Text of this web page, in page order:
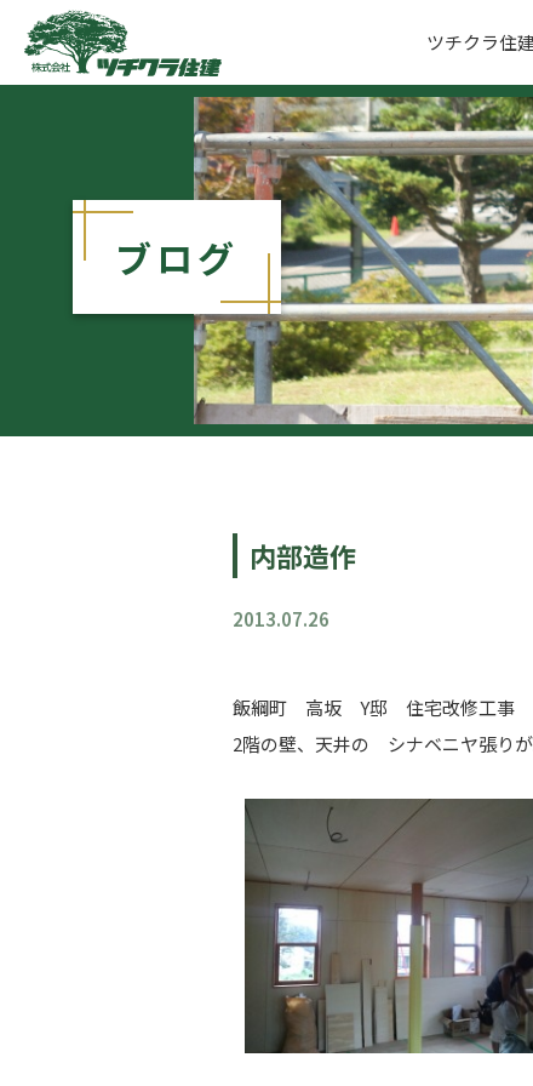
ツチクラ住
ブログ
内部造作
2013.07.26
飯綱町 高坂 Y邸 住宅改修工事
2階の壁、天井の シナベニヤ張りが